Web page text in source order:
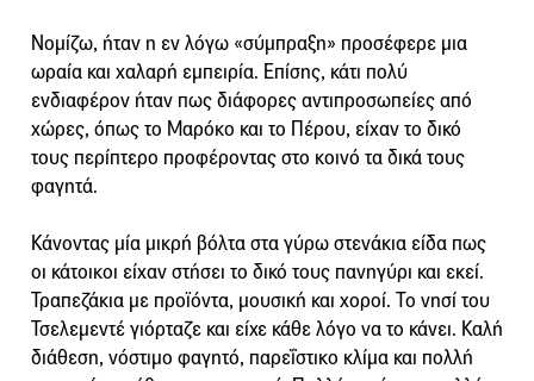
Νομίζω, ήταν η εν λόγω «σύμπραξη» προσέφερε μια
ωραία και χαλαρή εμπειρία. Επίσης, κάτι πολύ
ενδιαφέρον ήταν πως διάφορες αντιπροσωπείες από
χώρες, όπως το Μαρόκο και το Πέρου, είχαν το δικό
τους περίπτερο προφέροντας στο κοινό τα δικά τους
φαγητά.
Κάνοντας μία μικρή βόλτα στα γύρω στενάκια είδα πως
οι κάτοικοι είχαν στήσει το δικό τους πανηγύρι και εκεί.
Τραπεζάκια με προϊόντα, μουσική και χοροί. Το νησί του
Τσελεμεντέ γιόρταζε και είχε κάθε λόγο να το κάνει. Καλή
διάθεση, νόστιμο φαγητό, παρεΐστικο κλίμα και πολλή